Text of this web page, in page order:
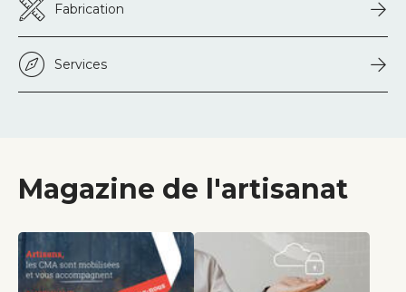
Fabrication
Services
Magazine de l'artisanat